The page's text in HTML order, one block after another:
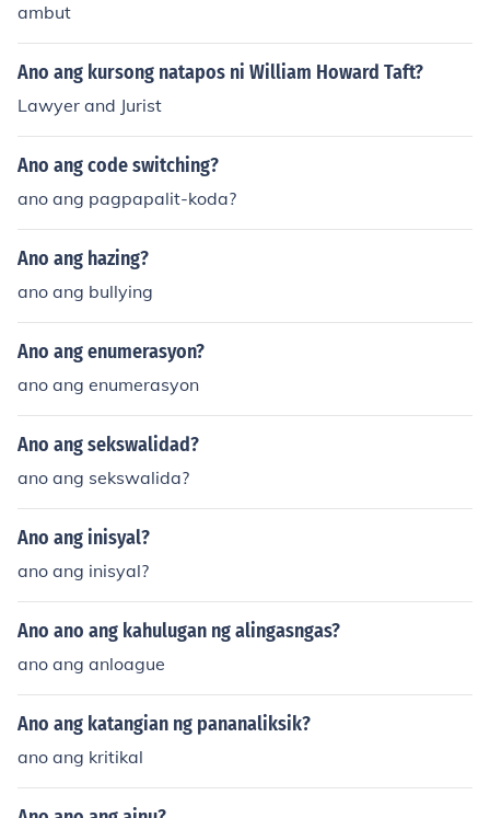
ambut
Ano ang kursong natapos ni William Howard Taft?
Lawyer and Jurist
Ano ang code switching?
ano ang pagpapalit-koda?
Ano ang hazing?
ano ang bullying
Ano ang enumerasyon?
ano ang enumerasyon
Ano ang sekswalidad?
ano ang sekswalida?
Ano ang inisyal?
ano ang inisyal?
Ano ano ang kahulugan ng alingasngas?
ano ang anloague
Ano ang katangian ng pananaliksik?
ano ang kritikal